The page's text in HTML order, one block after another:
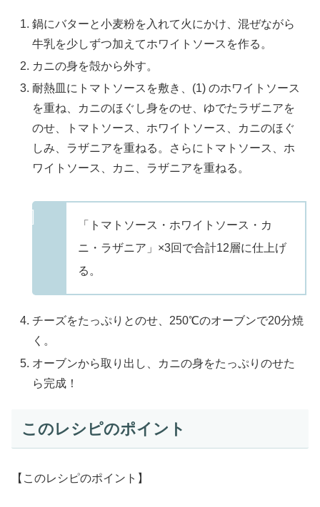
鍋にバターと小麦粉を入れて火にかけ、混ぜながら
牛乳を少しずつ加えてホワイトソースを作る。
カニの身を殻から外す。
耐熱皿にトマトソースを敷き、(1) のホワイトソース
を重ね、カニのほぐし身をのせ、ゆでたラザニアを
のせ、トマトソース、ホワイトソース、カニのほぐ
しみ、ラザニアを重ねる。さらにトマトソース、ホ
ワイトソース、カニ、ラザニアを重ねる。
「トマトソース・ホワイトソース・カ
ニ・ラザニア」×3回で合計12層に仕上げ
る。
チーズをたっぷりとのせ、250℃のオーブンで20分焼
く。
オーブンから取り出し、カニの身をたっぷりのせた
ら完成！
このレシピのポイント
【このレシピのポイント】